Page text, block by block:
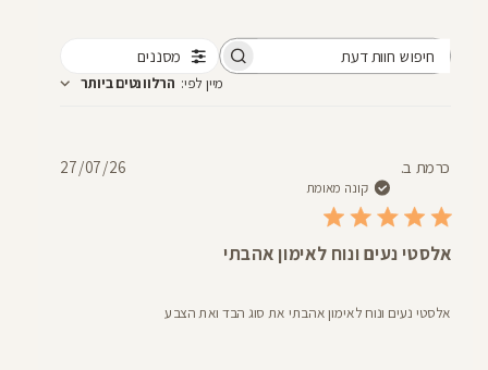
מסננים
מיין לפי: הרלוונטים ביותר
כרמת ב.
קונה מאומת
אלסטי נעים ונוח לאימון אהבתי
אלסטי נעים ונוח לאימון אהבתי את סוג הבד ואת הצבע
27/07/26